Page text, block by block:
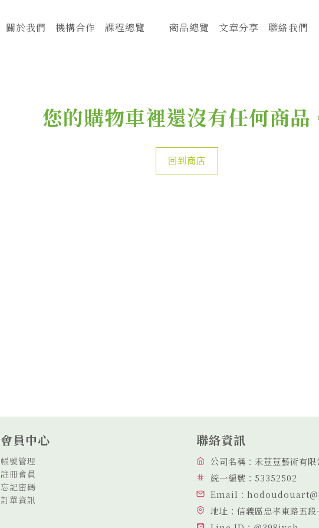
關於我們 機構合作 課程總覽 商品總覽 文章分享 聯絡我們
您的購物車裡還沒有任何商品
回到商店
會員中心
帳號管理
註冊會員
忘記密碼
訂單資訊
聯絡資訊
公司名稱：禾荳荳藝術有限
統一編號：53352502
Email：
地址：信義區忠孝東路五段